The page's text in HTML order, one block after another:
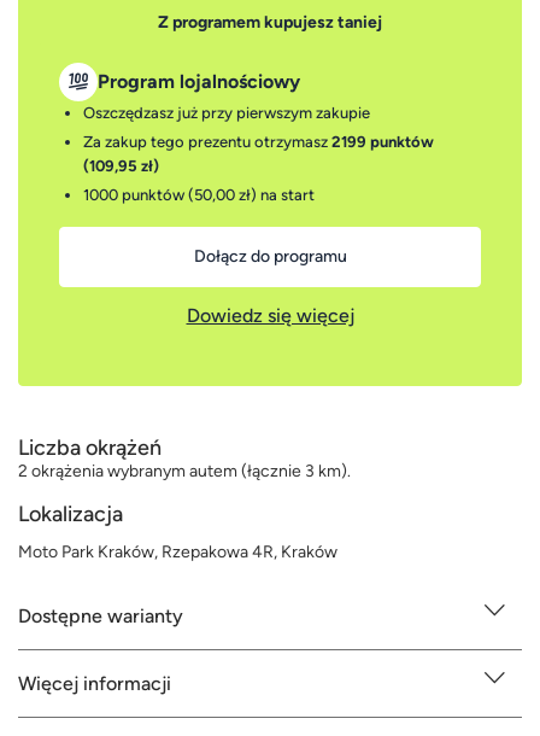
Z programem kupujesz taniej
Program lojalnościowy
Oszczędzasz już przy pierwszym zakupie
Za zakup tego prezentu otrzymasz 2199 punktów
(109,95 zł)
1000 punktów (50,00 zł) na start
Dołącz do programu
Dowiedz się więcej
Liczba okrążeń
2 okrążenia wybranym autem (łącznie 3 km).
Lokalizacja
Moto Park Kraków, Rzepakowa 4R, Kraków
Dostępne warianty
Więcej informacji